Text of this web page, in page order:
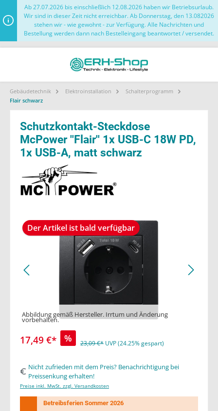
Ab 27.07.2026 bis einschließlich 12.08.2026 haben wir Betriebsurlaub.
Wir sind in dieser Zeit nicht erreichbar. Ab Donnerstag, den 13.082026
stehen wir - wie gewohnt - zur Verfügung. Alle Nachrichten und
Bestellung werden dann nach Bestelleingang beantwortet / versendet.
Gebäudetechnik Elektroinstallation
Schalterprogramm
Flair schwarz
Schutzkontakt-Steckdose
McPower ''Flair'' 1x USB-C 18W PD,
1x USB-A, matt schwarz
Der Artikel ist bald verfügbar
Abbildung gemäß Hersteller. Irrtum und Änderung
vorbehalten.
17,49 €* % 23,09 €* UVP (24.25% gespart)
Nicht zufrieden mit dem Preis? Benachrichtigung bei
Preissenkung erhalten!
Preise inkl. MwSt. zzgl. Versandkosten
Betreibsferien Sommer 2026